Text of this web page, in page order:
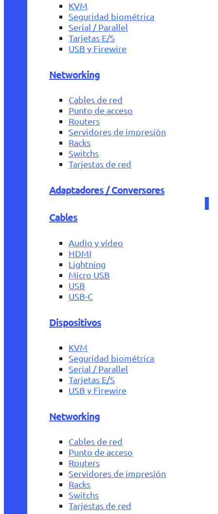
KVM
Seguridad biométrica
Serial / Parallel
Tarjetas E/S
USB y Firewire
Networking
Cables de red
Punto de acceso
Routers
Servidores de impresión
Racks
Switchs
Tarjestas de red
Adaptadores / Conversores
Cables
Audio y vídeo
HDMI
Lightning
Micro USB
USB
USB-C
Dispositivos
KVM
Seguridad biométrica
Serial / Parallel
Tarjetas E/S
USB y Firewire
Networking
Cables de red
Punto de acceso
Routers
Servidores de impresión
Racks
Switchs
Tarjestas de red